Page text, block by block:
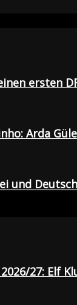
ersten
Arda
und
27: Elf